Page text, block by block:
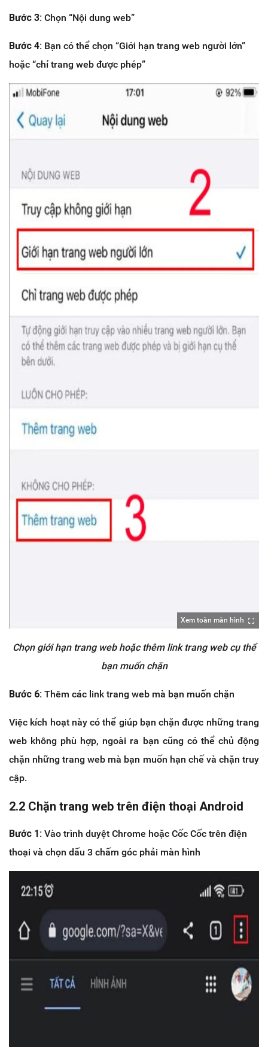
Bước 3: Chọn “Nội dung web”
Bước 4: Bạn có thể chọn “Giới hạn trang web người lớn”
hoặc “chỉ trang web được phép”
Xem toàn màn hình
Chọn giới hạn trang web hoặc thêm link trang web cụ thể
bạn muốn chặn
Bước 6: Thêm các link trang web mà bạn muốn chặn
Việc kích hoạt này có thể giúp bạn chặn được những trang
web không phù hợp, ngoài ra bạn cũng có thể chủ động
chặn những trang web mà bạn muốn hạn chế và chặn truy
cập.
2.2 Chặn trang web trên điện thoại Android
Bước 1: Vào trình duyệt Chrome hoặc Cốc Cốc trên điện
thoại và chọn dấu 3 chấm góc phải màn hình